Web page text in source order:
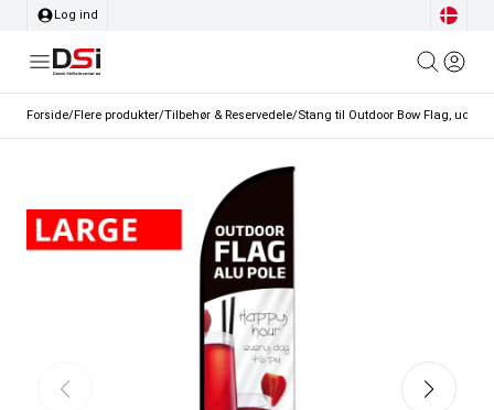
Log ind
Forside/Flere produkter/Tilbehør & Reservedele/Stang til Outdoor Bow Flag, uden